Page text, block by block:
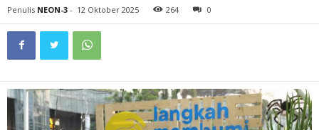
Penulis NEON-3 - 12 Oktober 2025 264 0